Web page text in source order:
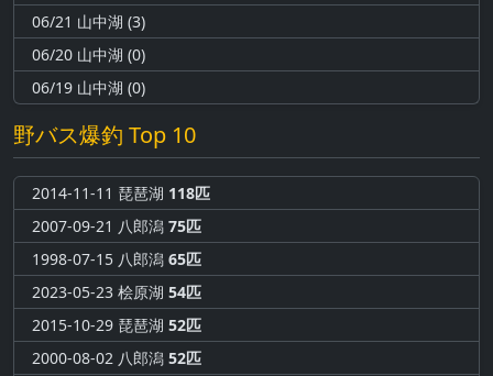
06/21 山中湖 (3)
06/20 山中湖 (0)
06/19 山中湖 (0)
野バス爆釣 Top 10
2014-11-11 琵琶湖 118匹
2007-09-21 八郎潟 75匹
1998-07-15 八郎潟 65匹
2023-05-23 桧原湖 54匹
2015-10-29 琵琶湖 52匹
2000-08-02 八郎潟 52匹